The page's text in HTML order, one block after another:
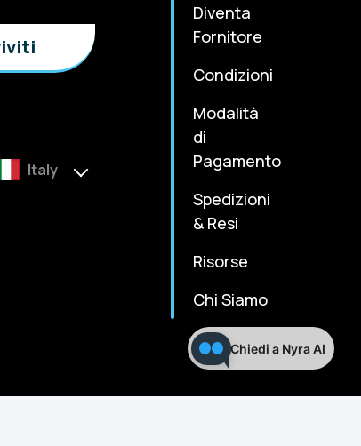
Chiedi a Nyra AI
Italy
Diventa
Fornitore
Condizioni
Modalità
di
Pagamento
Spedizioni
& Resi
Risorse
Chi Siamo